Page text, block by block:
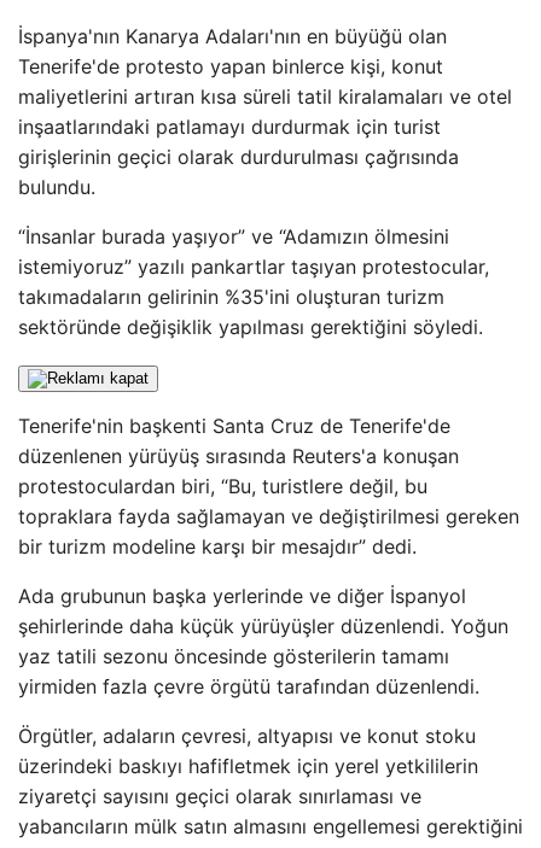
İspanya'nın Kanarya Adaları'nın en büyüğü olan
Tenerife'de protesto yapan binlerce kişi, konut
maliyetlerini artıran kısa süreli tatil kiralamaları ve otel
inşaatlarındaki patlamayı durdurmak için turist
girişlerinin geçici olarak durdurulması çağrısında
bulundu.
“İnsanlar burada yaşıyor” ve “Adamızın ölmesini
istemiyoruz” yazılı pankartlar taşıyan protestocular,
takımadaların gelirinin %35'ini oluşturan turizm
sektöründe değişiklik yapılması gerektiğini söyledi.
Tenerife'nin başkenti Santa Cruz de Tenerife'de
düzenlenen yürüyüş sırasında Reuters'a konuşan
protestoculardan biri, “Bu, turistlere değil, bu
topraklara fayda sağlamayan ve değiştirilmesi gereken
bir turizm modeline karşı bir mesajdır” dedi.
Ada grubunun başka yerlerinde ve diğer İspanyol
şehirlerinde daha küçük yürüyüşler düzenlendi. Yoğun
yaz tatili sezonu öncesinde gösterilerin tamamı
yirmiden fazla çevre örgütü tarafından düzenlendi.
Örgütler, adaların çevresi, altyapısı ve konut stoku
üzerindeki baskıyı hafifletmek için yerel yetkililerin
ziyaretçi sayısını geçici olarak sınırlaması ve
yabancıların mülk satın almasını engellemesi gerektiğini